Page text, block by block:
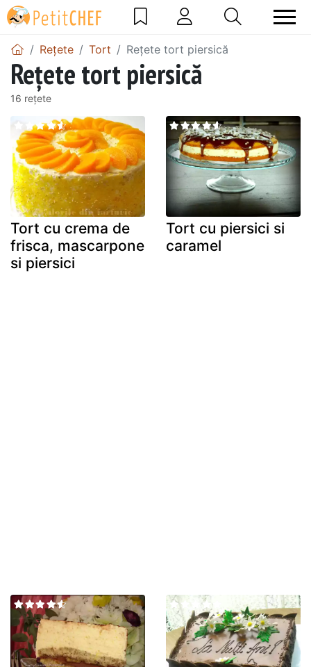
Rețete Tort Rețete tort piersică
Rețete tort piersică
16 rețete
Tort cu crema de
frisca, mascarpone
si piersici
Tort cu piersici si
caramel